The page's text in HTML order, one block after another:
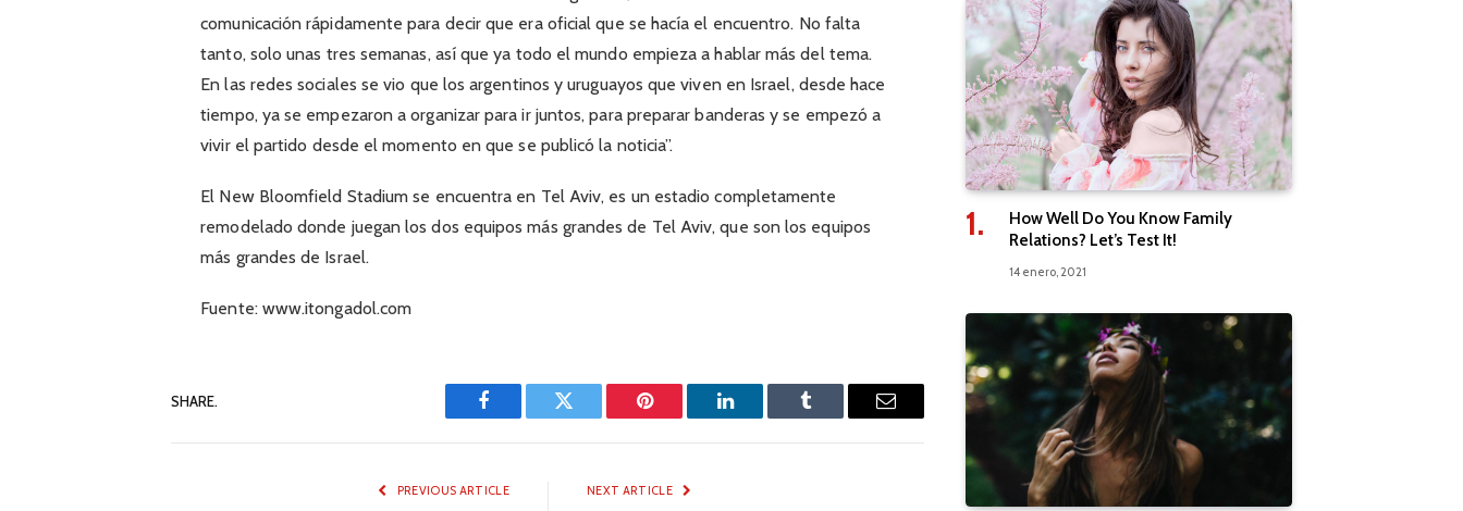
comunicación rápidamente para decir que era oficial que se hacía el encuentro. No falta
tanto, solo unas tres semanas, así que ya todo el mundo empieza a hablar más del tema.
En las redes sociales se vio que los argentinos y uruguayos que viven en Israel, desde hace
tiempo, ya se empezaron a organizar para ir juntos, para preparar banderas y se empezó a
vivir el partido desde el momento en que se publicó la noticia”.
El New Bloomfield Stadium se encuentra en Tel Aviv, es un estadio completamente
remodelado donde juegan los dos equipos más grandes de Tel Aviv, que son los equipos
más grandes de Israel.
Fuente: www.itongadol.com
SHARE.
Facebook Twitter Pinterest LinkedIn Tumblr Email
PREVIOUS ARTICLE NEXT ARTICLE
How Well Do You Know Family
Relations? Let’s Test It!
14 enero, 2021